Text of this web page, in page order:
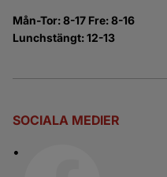
Mån-Tor: 8-17 Fre: 8-16
Lunchstängt: 12-13
SOCIALA MEDIER